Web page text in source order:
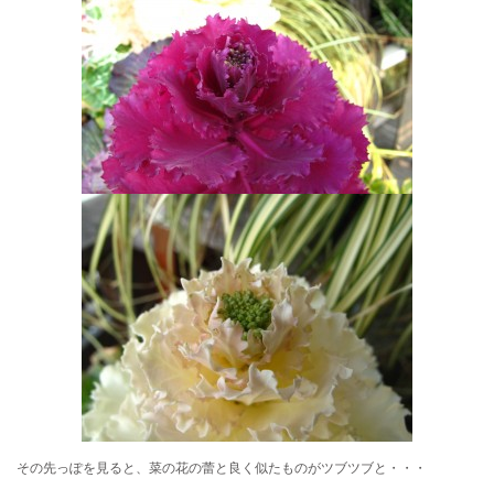
その先っぽを見ると、菜の花の蕾と良く似たものがツブツブと・・・